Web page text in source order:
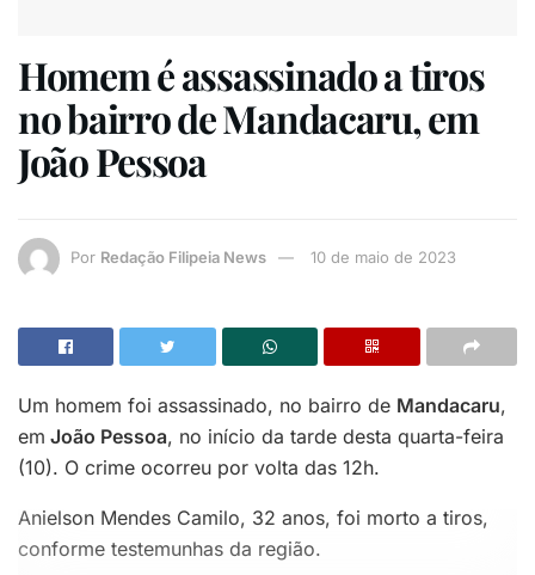
Homem é assassinado a tiros
no bairro de Mandacaru, em
João Pessoa
Por Redação Filipeia News 10 de maio de 2023
Um homem foi assassinado, no bairro de Mandacaru,
em João Pessoa, no início da tarde desta quarta-feira
(10). O crime ocorreu por volta das 12h.
Anielson Mendes Camilo, 32 anos, foi morto a tiros,
conforme testemunhas da região.